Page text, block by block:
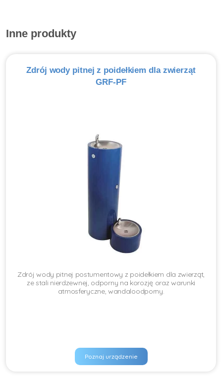
Inne produkty
Zdrój wody pitnej z poidełkiem dla zwierząt
GRF-PF
Zdrój wody pitnej postumentowy z poidełkiem dla zwierząt,
ze stali nierdzewnej, odporny na korozję oraz warunki
atmosferyczne, wandaloodporny.
Poznaj urządzenie